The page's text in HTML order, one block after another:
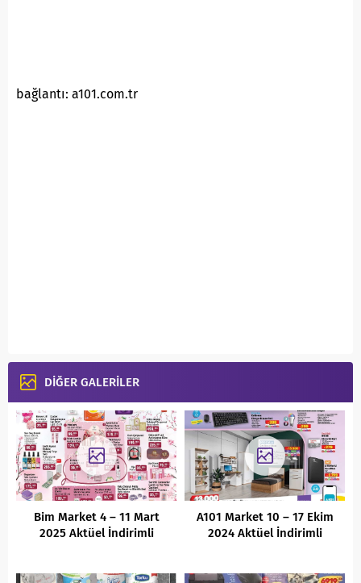
bağlantı: a101.com.tr
DİĞER GALERİLER
Bim Market 4 – 11 Mart
2025 Aktüel İndirimli
A101 Market 10 – 17 Ekim
2024 Aktüel İndirimli